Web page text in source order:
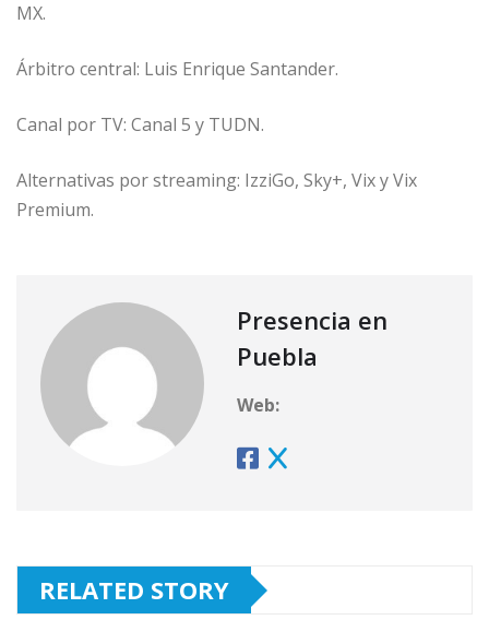
MX.
Árbitro central: Luis Enrique Santander.
Canal por TV: Canal 5 y TUDN.
Alternativas por streaming: IzziGo, Sky+, Vix y Vix
Premium.
Presencia en
Puebla
Web:
RELATED STORY